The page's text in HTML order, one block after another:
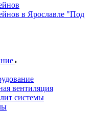
в Ярославле "Под
вентиляция
системы